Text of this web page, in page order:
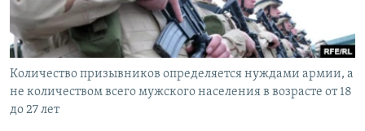
СПОРТ
МИР
БЛОГИ
ГОЛОСА
ЧИТАЕМ ПРЕССУ
АРХИВ РАДИОПРОГРАММЫ
Все сайты РСЕ/РС
Количество призывников определяется нуждами армии, а
не количеством всего мужского населения в возрасте от 18
до 27 лет